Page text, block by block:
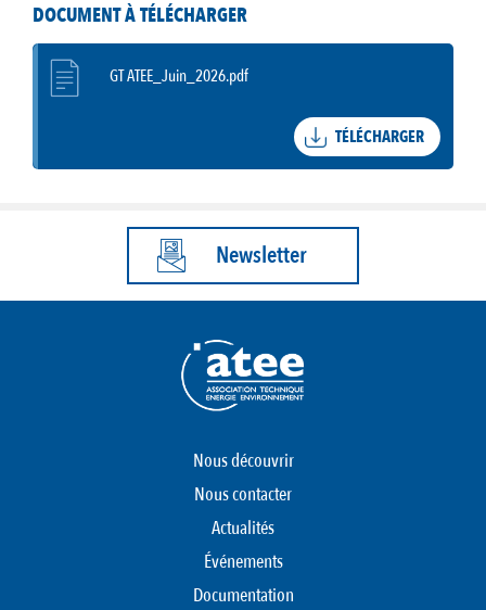
DOCUMENT À TÉLÉCHARGER
GT ATEE_Juin_2026.pdf
TÉLÉCHARGER
Newsletter
Nous découvrir
Nous contacter
Actualités
Événements
Documentation